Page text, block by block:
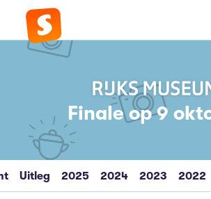
Finale op 9
Uitleg 2025 2024 2023 2022